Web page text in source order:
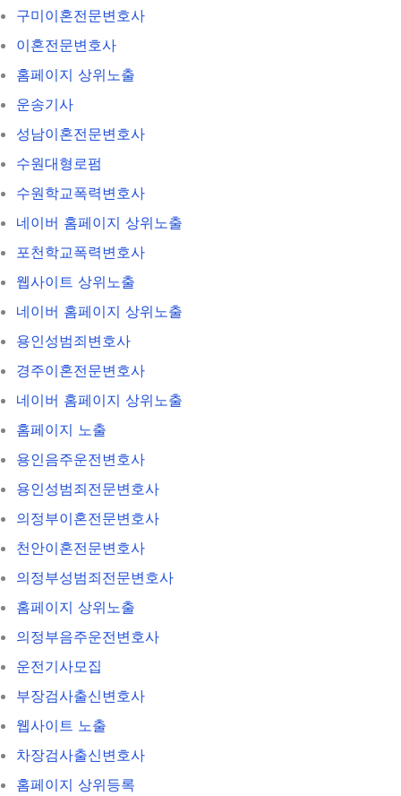
구미이혼전문변호사
이혼전문변호사
홈페이지 상위노출
운송기사
성남이혼전문변호사
수원대형로펌
수원학교폭력변호사
네이버 홈페이지 상위노출
포천학교폭력변호사
웹사이트 상위노출
네이버 홈페이지 상위노출
용인성범죄변호사
경주이혼전문변호사
네이버 홈페이지 상위노출
홈페이지 노출
용인음주운전변호사
용인성범죄전문변호사
의정부이혼전문변호사
천안이혼전문변호사
의정부성범죄전문변호사
홈페이지 상위노출
의정부음주운전변호사
운전기사모집
부장검사출신변호사
웹사이트 노출
차장검사출신변호사
홈페이지 상위등록